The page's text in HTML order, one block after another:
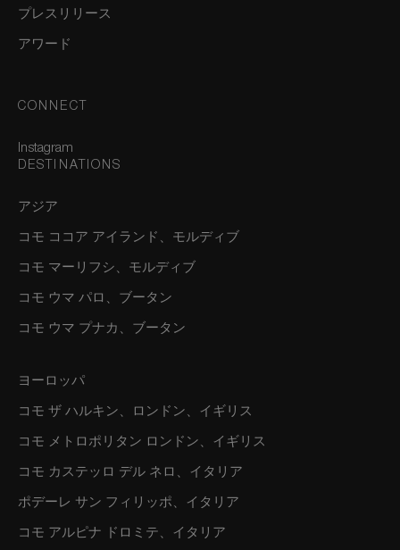
プレスリリース
アワード
CONNECT
Instagram
DESTINATIONS
アジア
コモ ココア アイランド、モルディブ
コモ マーリフシ、モルディブ
コモ ウマ パロ、ブータン
コモ ウマ プナカ、ブータン
ヨーロッパ
コモ ザ ハルキン、ロンドン、イギリス
コモ メトロポリタン ロンドン、イギリス
コモ カステッロ デル ネロ、イタリア
ポデーレ サン フィリッポ、イタリア
コモ アルピナ ドロミテ、イタリア